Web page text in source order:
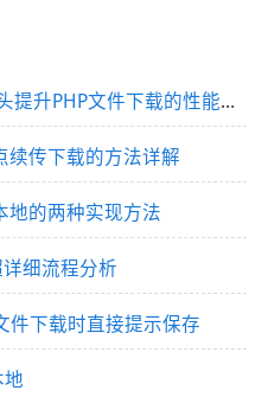
在Nginx中使用X-Sendfile头提升PHP文件下载的性能（针对大文件下载）
续传下载的方法详解
地的两种实现方法
细流程分析
下载时直接提示保存